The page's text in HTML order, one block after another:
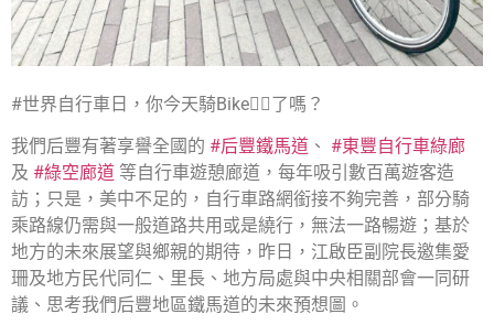
#世界自行車日，你今天騎Bike🚴‍♂️了嗎？
我們后豐有著享譽全國的 #后豐鐵馬道 、 #東豐自行車綠廊
及 #綠空廊道 等自行車遊憩廊道，每年吸引數百萬遊客造
訪；只是，美中不足的，自行車路網銜接不夠完善，部分騎
乘路線仍需與一般道路共用或是繞行，無法一路暢遊；基於
地方的未來展望與鄉親的期待，昨日，江啟臣副院長邀集愛
珊及地方民代同仁、里長、地方局處與中央相關部會一同研
議、思考我們后豐地區鐵馬道的未來預想圖。